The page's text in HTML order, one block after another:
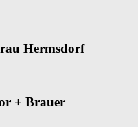
Hermsdorf
+ Brauer